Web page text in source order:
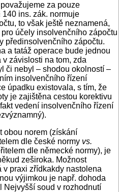
za pouze
ins. zák. normuje
to však ještě neznamená,
účely insolvenčního zápočtu
předinsolvenčního zápočtu.
a tatáž operace bude jednou
závislosti na tom, zda
či nebyl – shodou okolností –
insolvenčního řízení
úpadku existovala, s tím, že
je zajištěna cestou korektivu
vedení insolvenčního řízení
obou norem (získání
dle české normy vs.
dle německé normy), je
zeširoka. Možnost
praxi zřídkakdy nastolena
výjimkou je např. dohoda
Nejvyšší soud v rozhodnutí